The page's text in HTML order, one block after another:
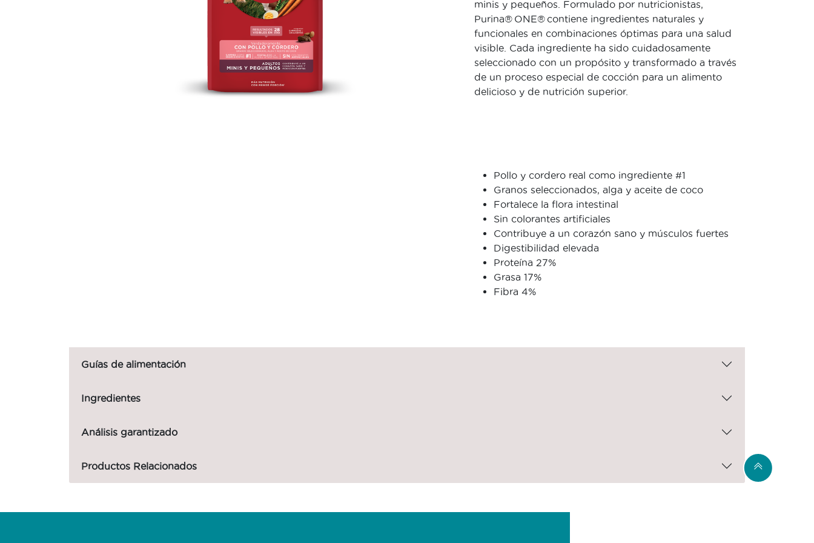
minis y pequeños. Formulado por nutricionistas,
Purina® ONE® contiene ingredientes naturales y
funcionales en combinaciones óptimas para una salud
visible. Cada ingrediente ha sido cuidadosamente
seleccionado con un propósito y transformado a través
de un proceso especial de cocción para un alimento
delicioso y de nutrición superior.
Pollo y cordero real como ingrediente #1
Granos seleccionados, alga y aceite de coco
Fortalece la flora intestinal
Sin colorantes artificiales
Contribuye a un corazón sano y músculos fuertes
Digestibilidad elevada
Proteína 27%
Grasa 17%
Fibra 4%
Guías de alimentación
Ingredientes
Análisis garantizado
Productos Relacionados